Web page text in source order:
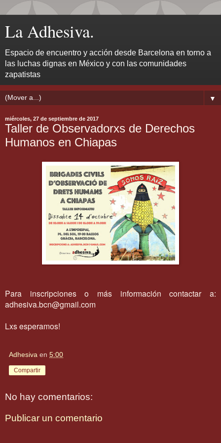
La Adhesiva.
Espacio de encuentro y acción desde Barcelona en torno a
las luchas dignas en México y con las comunidades
zapatistas
▼
miércoles, 27 de septiembre de 2017
Taller de Observadorxs de Derechos
Humanos en Chiapas
Para inscripciones o más información contactar a:
adhesiva.bcn@gmail.com
Lxs esperamos!
Adhesiva en 5:00
Compartir
No hay comentarios:
Publicar un comentario